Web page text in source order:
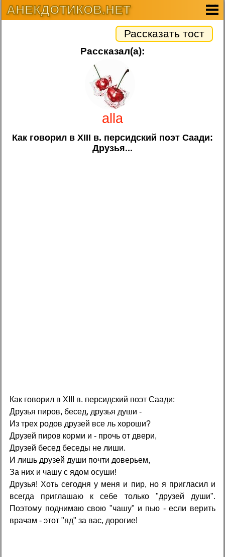
АНЕКДОТИКОВ.НЕТ
Рассказать тост
Рассказал(а):
alla
Как говорил в XIII в. персидский поэт Саади:
Друзья...
Как говорил в XIII в. персидский поэт Саади:
Друзья пиров, бесед, друзья души -
Из трех родов друзей все ль хороши?
Друзей пиров корми и - прочь от двери,
Друзей бесед беседы не лиши.
И лишь друзей души почти доверьем,
За них и чашу с ядом осуши!
Друзья! Хоть сегодня у меня и пир, но я пригласил и
всегда приглашаю к себе только "друзей души".
Поэтому поднимаю свою "чашу" и пью - если верить
врачам - этот "яд" за вас, дорогие!